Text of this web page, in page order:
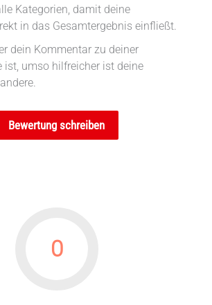
Kategorien, damit deine
in das Gesamtergebnis einfließt.
dein Kommentar zu deiner
ist, umso hilfreicher ist deine
Bewertung schreiben
0